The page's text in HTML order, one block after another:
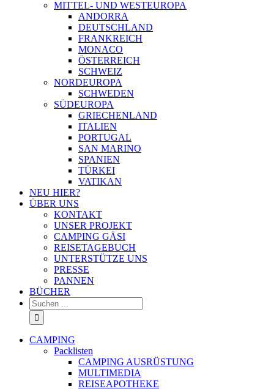
MITTEL- UND WESTEUROPA
ANDORRA
DEUTSCHLAND
FRANKREICH
MONACO
ÖSTERREICH
SCHWEIZ
NORDEUROPA
SCHWEDEN
SÜDEUROPA
GRIECHENLAND
ITALIEN
PORTUGAL
SAN MARINO
SPANIEN
TÜRKEI
VATIKAN
NEU HIER?
ÜBER UNS
KONTAKT
UNSER PROJEKT
CAMPING GÄSI
REISETAGEBUCH
UNTERSTÜTZE UNS
PRESSE
PANNEN
BÜCHER
Suche
nach:
CAMPING
Packlisten
CAMPING AUSRÜSTUNG
MULTIMEDIA
REISEAPOTHEKE